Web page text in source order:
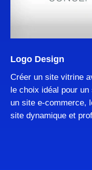
Logo Design
Créer un site vitrine
le choix idéal pour
un site e-commerce,
site dynamique et
more